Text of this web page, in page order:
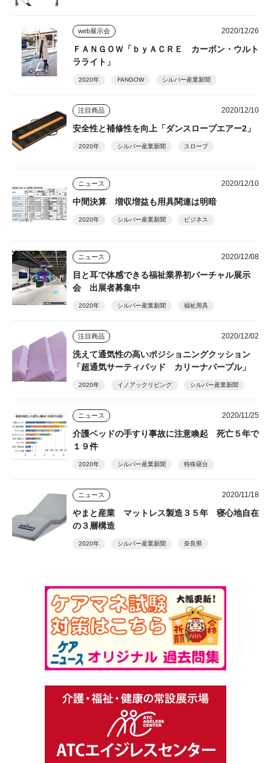
web展示会 2020/12/26
ＦＡＮＧＯＷ「ｂｙＡＣＲＥ カーボン・ウルト
ラライト」
2020年 FANGOW シルバー産業新聞
注目商品 2020/12/10
安全性と補修性を向上「ダンスロープエアー2」
2020年 シルバー産業新聞 スロープ
ニュース 2020/12/10
中間決算 増収増益も用具関連は明暗
2020年 シルバー産業新聞 ビジネス
ニュース 2020/12/08
目と耳で体感できる福祉業界初バーチャル展示
会 出展者募集中
2020年 シルバー産業新聞 福祉用具
注目商品 2020/12/02
洗えて通気性の高いポジショニングクッション
「超通気サーティパッド カリーナパープル」
2020年 イノアックリビング シルバー産業新聞
ニュース 2020/11/25
介護ベッドの手すり事故に注意喚起 死亡５年で
１９件
2020年 シルバー産業新聞 特殊寝台
ニュース 2020/11/18
やまと産業 マットレス製造３５年 寝心地自在
の３層構造
2020年 シルバー産業新聞 奈良県